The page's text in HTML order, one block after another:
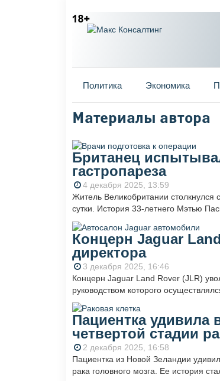
Главное меню
Политика Экономика
Вы здесь
Материалы автора
Британец
гастропареза
4 декабря 2025, 13:59
Житель Великобритании столкнулся
сутки. История 33-летнего Мэтью
Концерн Jaguar
директора
3 декабря 2025, 16:46
Концерн Jaguar Land Rover (JLR)
руководством которого
Пациентка удивила
четвертой стадии
2 декабря 2025, 16:58
Пациентка из Новой Зеландии
рака головного мозга. Ее история